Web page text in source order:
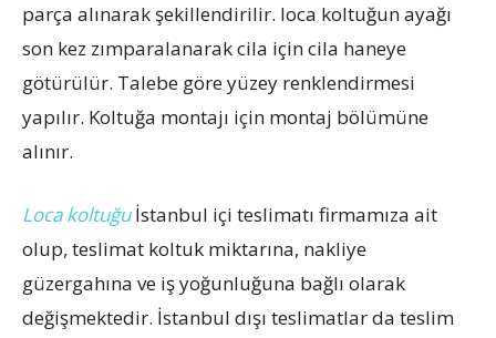
parça alınarak şekillendirilir. loca koltuğun ayağı
son kez zımparalanarak cila için cila haneye
götürülür. Talebe göre yüzey renklendirmesi
yapılır. Koltuğa montajı için montaj bölümüne
alınır.
Loca koltuğuİstanbul içi teslimatı firmamıza ait
olup, teslimat koltuk miktarına, nakliye
güzergahına ve iş yoğunluğuna bağlı olarak
değişmektedir. İstanbul dışı teslimatlar da teslim